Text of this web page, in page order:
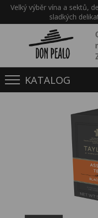
Velký výběr vína a sektů,
sladkých
KATALOG